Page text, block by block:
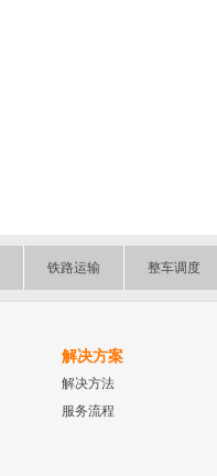
铁路运输 整车调度
解决方案
解决方法
服务流程